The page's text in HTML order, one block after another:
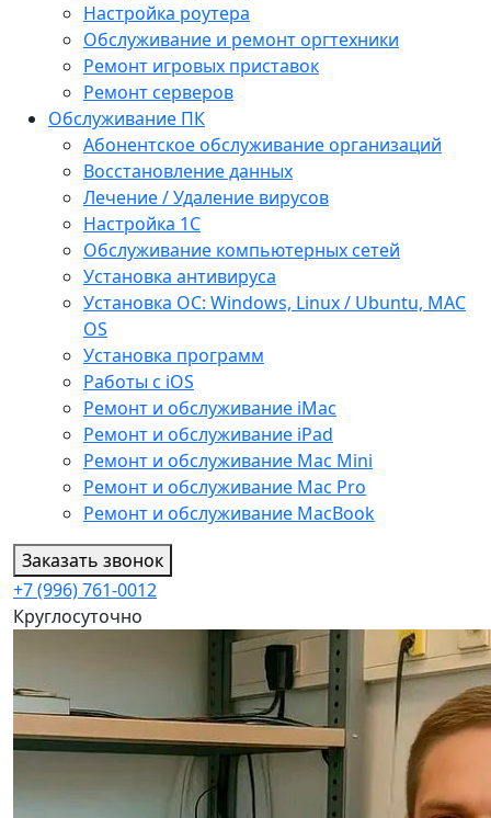
Настройка роутера
Обслуживание и ремонт оргтехники
Ремонт игровых приставок
Ремонт серверов
Обслуживание ПК
Абонентское обслуживание организаций
Восстановление данных
Лечение / Удаление вирусов
Настройка 1С
Обслуживание компьютерных сетей
Установка антивируса
Установка ОС: Windows, Linux / Ubuntu, МАС
OS
Установка программ
Работы с iOS
Ремонт и обслуживание iMac
Ремонт и обслуживание iPad
Ремонт и обслуживание Mac Mini
Ремонт и обслуживание Mac Pro
Ремонт и обслуживание MacBook
Заказать звонок
+7 (996) 761-0012
Круглосуточно